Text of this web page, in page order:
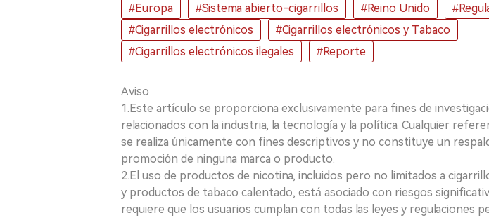
#Europa #Sistema abierto-cigarrillos #Reino Unido
#Cigarrillos electrónicos
#Cigarrillos electrónicos y Tabaco
#Cigarrillos electrónicos ilegales
#Reporte
Aviso
1.Este artículo se proporciona exclusivamente para fines de
relacionados con la industria, la tecnología y la política. Cualquier
se realiza únicamente con fines descriptivos y no constituye un
promoción de ninguna marca o producto.
2.El uso de productos de nicotina, incluidos pero no limitados a
y productos de tabaco calentado, está asociado con riesgos
requiere que los usuarios cumplan con todas las leyes y regulaciones